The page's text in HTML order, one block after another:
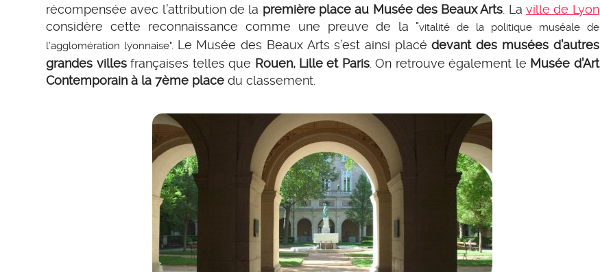
récompensée avec l’attribution de la première place au Musée des Beaux Arts . Laville de Lyon
considère cette reconnaissance comme une preuve de la "vitalité de la politique muséale de
l’agglomération lyonnaise". Le Musée des Beaux Arts s’est ainsi placédevant des musées d’autres
grandes villesfrançaises telles que Rouen, Lille et Paris. On retrouve également le Musée d’Art
Contemporain à la 7ème place du classement.